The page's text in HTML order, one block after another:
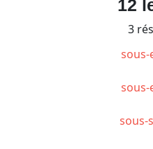
12
3
sous-
sous-
sous-